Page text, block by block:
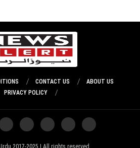
ABOUT US
CONTACT US
PRIVACY POLICY
2017-2025 | All rights reserved ©